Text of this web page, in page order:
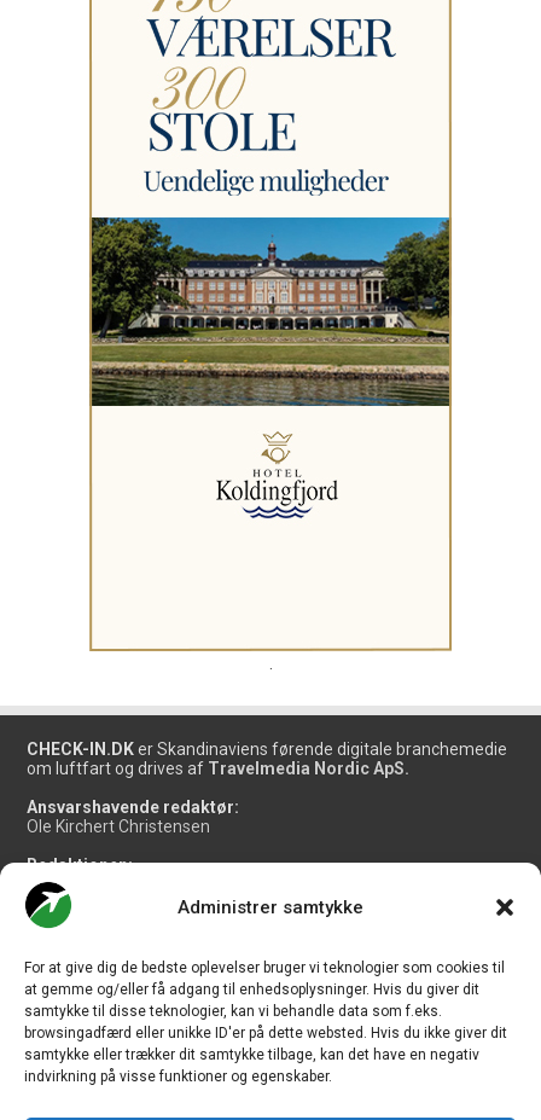
Administrer samtykke
For at give dig de bedste oplevelser bruger vi teknologier som cookies til
at gemme og/eller få adgang til enhedsoplysninger. Hvis du giver dit
samtykke til disse teknologier, kan vi behandle data som f.eks.
browsingadfærd eller unikke ID'er på dette websted. Hvis du ikke giver dit
samtykke eller trækker dit samtykke tilbage, kan det have en negativ
indvirkning på visse funktioner og egenskaber.
.
CHECK-IN.DK er Skandinaviens førende digitale branchemedie
om luftfart og drives af Travelmedia Nordic ApS.
Ansvarshavende redaktør:
Ole Kirchert Christensen
Redaktionen:
Christian Granhøj Skouboe
Henrik Baumgarten
Danny Longhi Andreasen
Salg og jobannoncer:
salg@travelmedianordic.com
Vi tager ansvar for indholdet og er tilmeldt